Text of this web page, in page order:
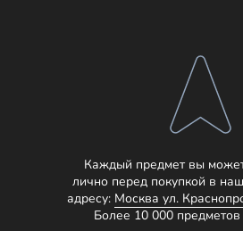
Каждый предмет вы
лично перед покупкой в
адресу: Москва ул.
Более 10 000